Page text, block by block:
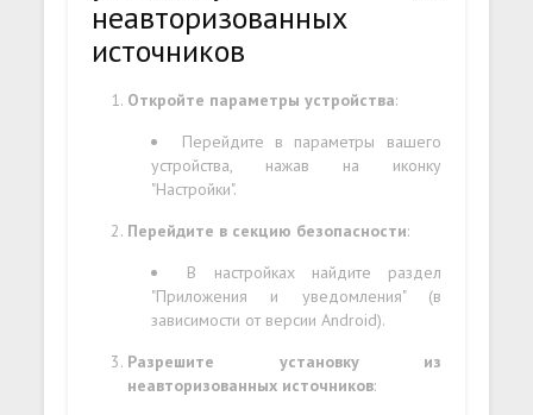
неавторизованных
источников
Откройте параметры устройства:
Перейдите в параметры вашего
устройства, нажав на иконку
"Настройки".
Перейдите в секцию безопасности:
В настройках найдите раздел
"Приложения и уведомления" (в
зависимости от версии Android).
Разрешите установку из
неавторизованных источников: